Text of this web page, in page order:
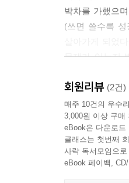
박차를 가했으
(쓰면 쓸수록
문제가 있는지
강제로 구별된
‘화성에서 온
초기 모습이 우
성별에 따른 우
회원리뷰 (2건)
매주 10건의 우수
3,000원 이상 구매
eBook은 다운로
클래스는 첫번째
사락 독서모임으
eBook 페이백,